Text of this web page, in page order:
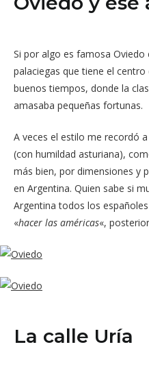
Si por algo es famosa Oviedo
palaciegas que tiene el centro
buenos tiempos, donde la
amasaba pequeñas fortunas.
A veces el estilo me recordó
(con humildad asturiana),
más bien, por dimensiones y
en Argentina. Quien sabe si
Argentina todos los
«hacer las américas«,
La calle Uría